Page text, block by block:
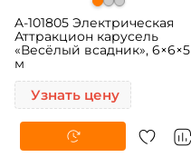
A-101805 Электрическая
Аттракцион карусель
«Весёлый всадник», 6×6×5
м
Узнать цену